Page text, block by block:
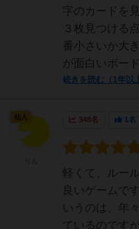
字のカードを
３枚見つける
番小さいか大
が面白いボー
続きを読む（1年以
348名 1名
軽くて、ルー
良いゲームで
いうのは、年
ているのです
仙人